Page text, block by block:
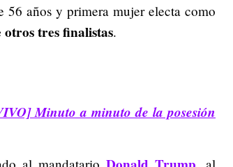
56 años y primera mujer electa como
tres finalistas.
Minuto a minuto de la posesión